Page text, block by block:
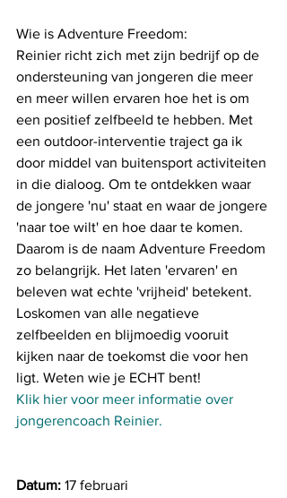
Wie is Adventure Freedom:
Reinier richt zich met zijn bedrijf op de
ondersteuning van jongeren die meer
en meer willen ervaren hoe het is om
een positief zelfbeeld te hebben. Met
een outdoor-interventie traject ga ik
door middel van buitensport activiteiten
in die dialoog. Om te ontdekken waar
de jongere 'nu' staat en waar de jongere
'naar toe wilt' en hoe daar te komen.
Daarom is de naam Adventure Freedom
zo belangrijk. Het laten 'ervaren' en
beleven wat echte 'vrijheid' betekent.
Loskomen van alle negatieve
zelfbeelden en blijmoedig vooruit
kijken naar de toekomst die voor hen
ligt. Weten wie je ECHT bent!
Klik hier voor meer informatie over
jongerencoach Reinier.
Datum: 17 februari